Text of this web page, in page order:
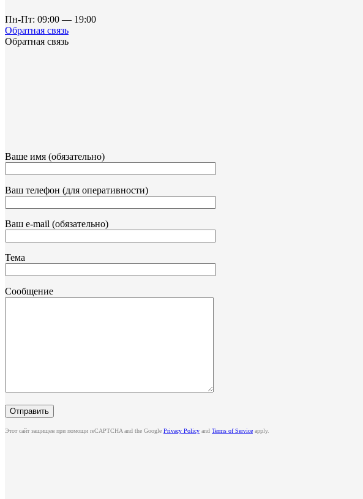
Пн-Пт: 09:00 — 19:00
Обратная связь
Обратная связь
Ваше имя (обязательно)
Ваш телефон (для оперативности)
Ваш e-mail (обязательно)
Тема
Сообщение
Этот сайт защищен при помощи reCAPTCHA and the Google Privacy Policy and Terms of Service apply.